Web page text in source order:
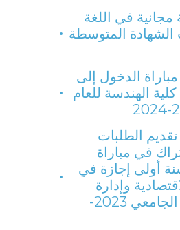
مجانية في اللغة
الشهادة المتوسطة
الدخول إلى
الهندسة للعام
الطلبات
في مباراة
أولى إجازة في
وإدارة
الأعمال للعام الجامعي 2023-